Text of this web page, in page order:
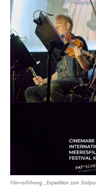
Filmvorführung „Expedition zum